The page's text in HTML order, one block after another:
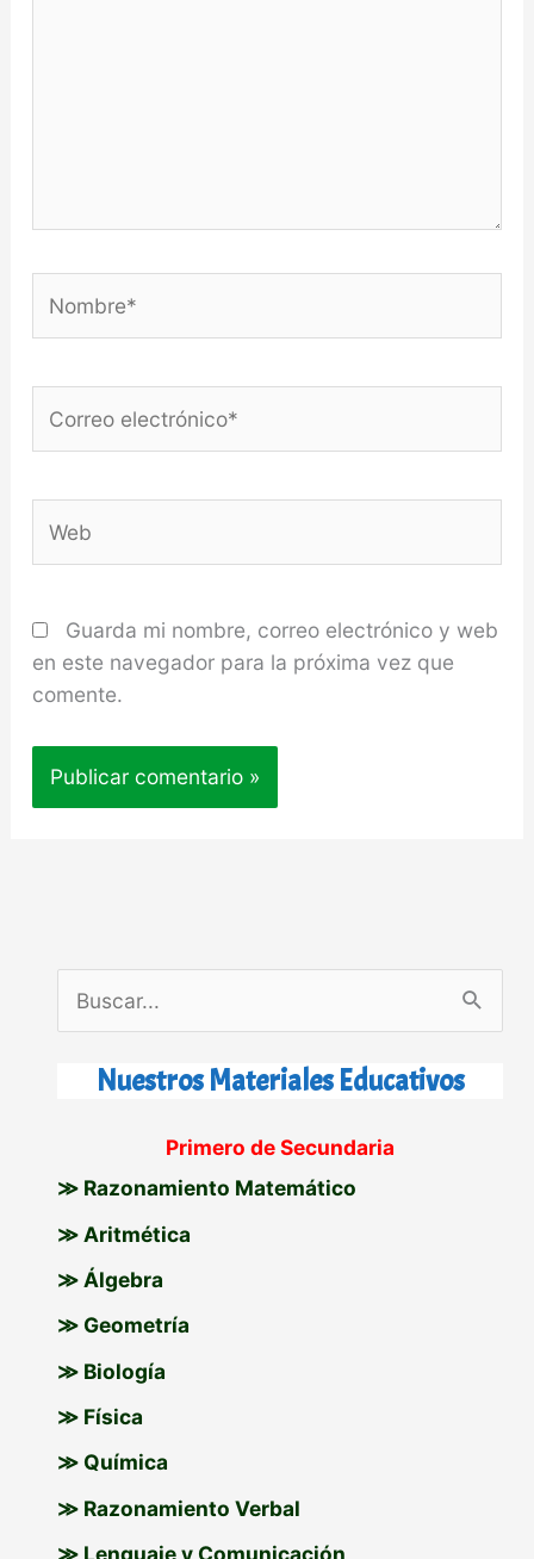
electrónico*
Guarda mi nombre, correo electrónico y web
en este navegador para la próxima vez que
comente.
u
r
p
o
Nuestros Materiales Educativos
Primero de Secundaria
≫ Razonamiento Matemático
≫ Aritmética
≫ Álgebra
≫ Geometría
≫ Biología
≫ Física
≫ Química
≫ Razonamiento Verbal
≫ Lenguaje y Comunicación